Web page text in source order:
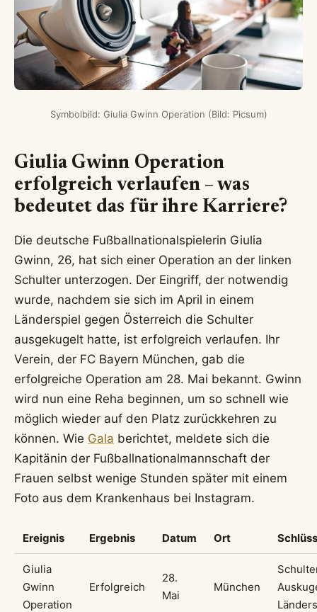
Symbolbild: Giulia Gwinn Operation (Bild: Picsum)
Giulia Gwinn Operation
erfolgreich verlaufen – was
bedeutet das für ihre Karriere?
Die deutsche Fußballnationalspielerin Giulia
Gwinn, 26, hat sich einer Operation an der linken
Schulter unterzogen. Der Eingriff, der notwendig
wurde, nachdem sie sich im April in einem
Länderspiel gegen Österreich die Schulter
ausgekugelt hatte, ist erfolgreich verlaufen. Ihr
Verein, der FC Bayern München, gab die
erfolgreiche Operation am 28. Mai bekannt. Gwinn
wird nun eine Reha beginnen, um so schnell wie
möglich wieder auf den Platz zurückkehren zu
können. Wie Gala berichtet, meldete sich die
Kapitänin der Fußballnationalmannschaft der
Frauen selbst wenige Stunden später mit einem
Foto aus dem Krankenhaus bei Instagram.
Ereignis Ergebnis Datum Ort
Giulia
Gwinn
Operation
Erfolgreich
28.
Mai
München